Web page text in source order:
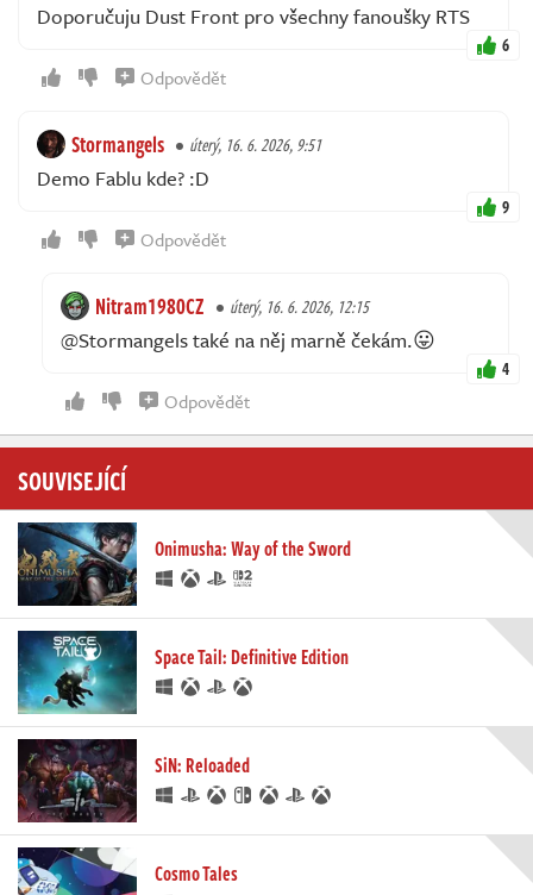
Doporučuju Dust Front pro všechny fanoušky RTS
6
Odpovědět
Stormangels úterý, 16. 6. 2026, 9:51
Demo Fablu kde? :D
9
Odpovědět
Nitram1980CZ úterý, 16. 6. 2026, 12:15
@Stormangels také na něj marně čekám.😛
4
Odpovědět
SOUVISEJÍCÍ
Onimusha: Way of the Sword
Space Tail: Definitive Edition
SiN: Reloaded
Cosmo Tales